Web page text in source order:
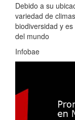
Debido a su
variedad de
biodiversidad y
del mundo
Infobae